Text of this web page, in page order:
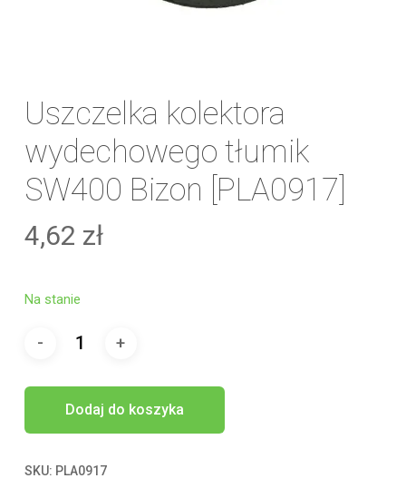
Uszczelka kolektora
wydechowego tłumik
SW400 Bizon [PLA0917]
4,62 zł
Na stanie
Dodaj do koszyka
SKU: PLA0917